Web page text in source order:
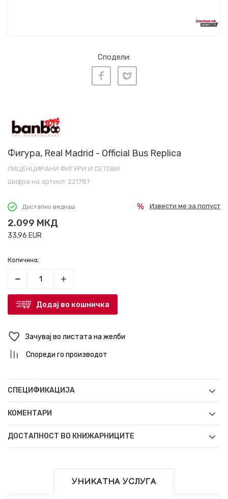
Сподели:
Фигура, Real Madrid - Official Bus Replica
ЛИЦЕНЦИРАНИ ФИГУРИ И СЕТОВИ
Шифра на артикл: 221787
Достапно веднаш
2.099 МКД
33,96 EUR
Извести ме за попуст
Количина:
Додај во кошничка
Зачувај во листата на желби
Спореди го производот
СПЕЦИФИКАЦИЈА
КОМЕНТАРИ
ДОСТАПНОСТ ВО КНИЖАРНИЦИТЕ
УНИКАТНА УСЛУГА